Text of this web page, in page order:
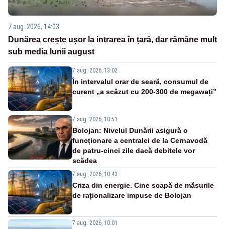
7 aug. 2026, 14:03
Dunărea crește ușor la intrarea în țară, dar rămâne mult
sub media lunii august
7 aug. 2026, 13:02
În intervalul orar de seară, consumul de
curent „a scăzut cu 200-300 de megawați”
7 aug. 2026, 10:51
Bolojan: Nivelul Dunării asigură o
funcționare a centralei de la Cernavodă
de patru-cinci zile dacă debitele vor
scădea
7 aug. 2026, 10:43
Criza din energie. Cine scapă de măsurile
de raționalizare impuse de Bolojan
7 aug. 2026, 10:01